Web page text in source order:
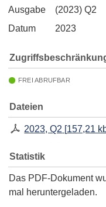
Ausgabe
(2023) Q2
Datum
2023
FREI ABRUFBAR
Dateien
2023, Q2 [157,21
Statistik
Das PDF-Dokument
mal heruntergeladen.